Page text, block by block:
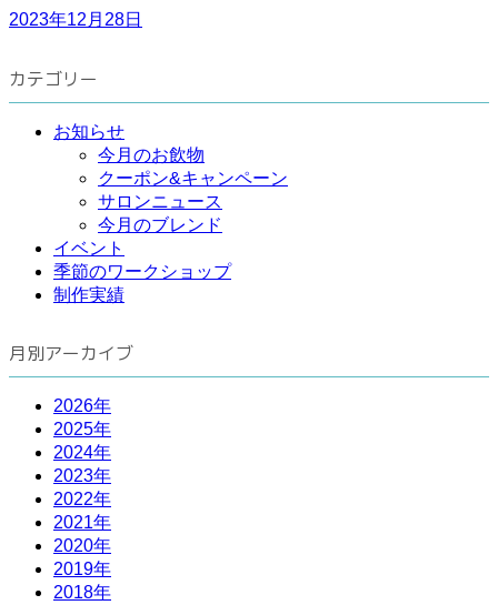
2023年12月28日
カテゴリー
お知らせ
今月のお飲物
クーポン&キャンペーン
サロンニュース
今月のブレンド
イベント
季節のワークショップ
制作実績
月別アーカイブ
2026年
2025年
2024年
2023年
2022年
2021年
2020年
2019年
2018年